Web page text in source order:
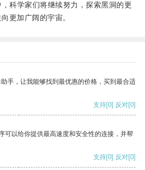
学家们将继续努力，探索黑洞的更
更加广阔的宇宙。
手，让我能够找到最优惠的价格，买到最合适
支持[0] 反对[0]
可以给你提供最高速度和安全性的连接，并帮
支持[0] 反对[0]